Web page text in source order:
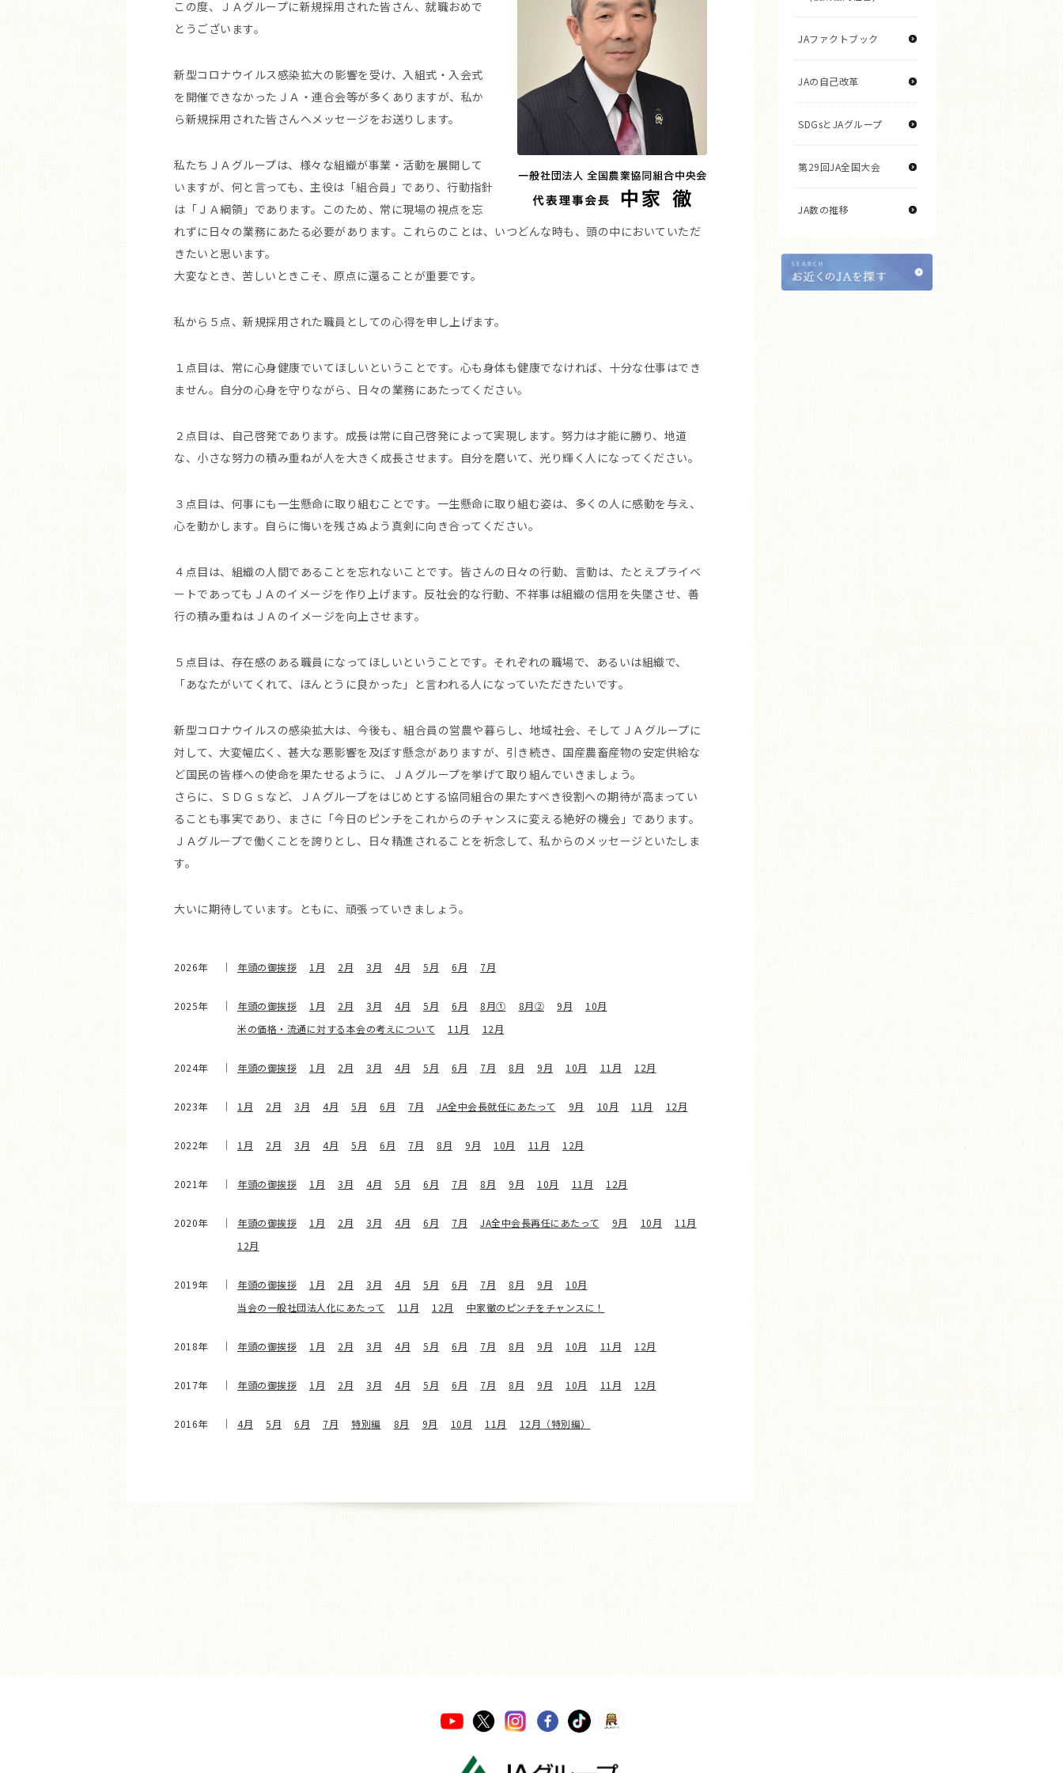
この度、ＪＡグループに新規採用された皆さん、就職おめで
とうございます。
新型コロナウイルス感染拡大の影響を受け、入組式・入会式
を開催できなかったＪＡ・連合会等が多くありますが、私か
ら新規採用された皆さんへメッセージをお送りします。
私たちＪＡグループは、様々な組織が事業・活動を展開して
いますが、何と言っても、主役は「組合員」であり、行動指針
は「ＪＡ綱領」であります。このため、常に現場の視点を忘
れずに日々の業務にあたる必要があります。これらのことは、いつどんな時も、頭の中においていただ
きたいと思います。
大変なとき、苦しいときこそ、原点に還ることが重要です。
私から５点、新規採用された職員としての心得を申し上げます。
１点目は、常に心身健康でいてほしいということです。心も身体も健康でなければ、十分な仕事はでき
ません。自分の心身を守りながら、日々の業務にあたってください。
２点目は、自己啓発であります。成長は常に自己啓発によって実現します。努力は才能に勝り、地道
な、小さな努力の積み重ねが人を大きく成長させます。自分を磨いて、光り輝く人になってください。
３点目は、何事にも一生懸命に取り組むことです。一生懸命に取り組む姿は、多くの人に感動を与え、
心を動かします。自らに悔いを残さぬよう真剣に向き合ってください。
４点目は、組織の人間であることを忘れないことです。皆さんの日々の行動、言動は、たとえプライベ
ートであってもＪＡのイメージを作り上げます。反社会的な行動、不祥事は組織の信用を失墜させ、善
行の積み重ねはＪＡのイメージを向上させます。
５点目は、存在感のある職員になってほしいということです。それぞれの職場で、あるいは組織で、
「あなたがいてくれて、ほんとうに良かった」と言われる人になっていただきたいです。
新型コロナウイルスの感染拡大は、今後も、組合員の営農や暮らし、地域社会、そしてＪＡグループに
対して、大変幅広く、甚大な悪影響を及ぼす懸念がありますが、引き続き、国産農畜産物の安定供給な
ど国民の皆様への使命を果たせるように、ＪＡグループを挙げて取り組んでいきましょう。
さらに、ＳＤＧｓなど、ＪＡグループをはじめとする協同組合の果たすべき役割への期待が高まってい
ることも事実であり、まさに「今日のピンチをこれからのチャンスに変える絶好の機会」であります。
ＪＡグループで働くことを誇りとし、日々精進されることを祈念して、私からのメッセージといたしま
す。
大いに期待しています。ともに、頑張っていきましょう。
2026年 年頭の御挨拶 1月 2月 3月 4月 5月 6月 7月
2025年 年頭の御挨拶 1月 2月 3月 4月 5月 6月 8月① 8月② 9月
10月
米の価格・流通に対する本会の考えについて
11月 12月
2024年 年頭の御挨拶 1月 2月 3月 4月 5月 6月 7月 8月 9月 10月 11月 12月
2023年 1月 2月 3月 4月 5月 6月 7月 JA全中会長就任にあたって 9月 10月 11月 12月
2022年 1月 2月 3月 4月 5月 6月 7月 8月 9月 10月 11月 12月
2021年 年頭の御挨拶 1月 3月 4月 5月 6月 7月 8月 9月 10月 11月 12月
2020年 年頭の御挨拶 1月 2月 3月 4月 6月 7月 JA全中会長再任にあたって 9月 10月
11月
12月
2019年 年頭の御挨拶 1月 2月 3月 4月 5月 6月 7月 8月 9月
10月
当会の一般社団法人化にあたって
11月 12月 中家徹のピンチをチャンスに！
2018年 年頭の御挨拶 1月 2月 3月 4月 5月 6月 7月 8月 9月 10月 11月 12月
2017年 年頭の御挨拶 1月 2月 3月 4月 5月 6月 7月 8月 9月 10月 11月 12月
2016年 4月 5月 6月 7月 特別編 8月 9月 10月 11月 12月（特別編）
JAファクトブック
JAの自己改革
SDGsとJAグループ
第29回JA全国大会
JA数の推移